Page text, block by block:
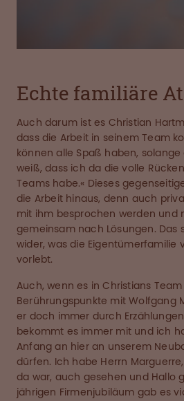
Echte familiäre
Auch darum ist es Christian
dass die Arbeit in seinem Team
können alle Spaß haben,
weiß, dass ich da die volle
Teams habe.« Dieses
die Arbeit hinaus, denn auch
mit ihm besprochen werden und
gemeinsam nach Lösungen. Das
wider, was die Eigentümerfamilie
vorlebt.
Auch, wenn es in Christians
Berührungspunkte mit Wolfgang
er doch immer durch
bekommt es immer mit und ich
Anfang an hier an unserem
dürfen. Ich habe Herrn
da war, auch gesehen und Hallo
jährigen Firmenjubiläum gab es